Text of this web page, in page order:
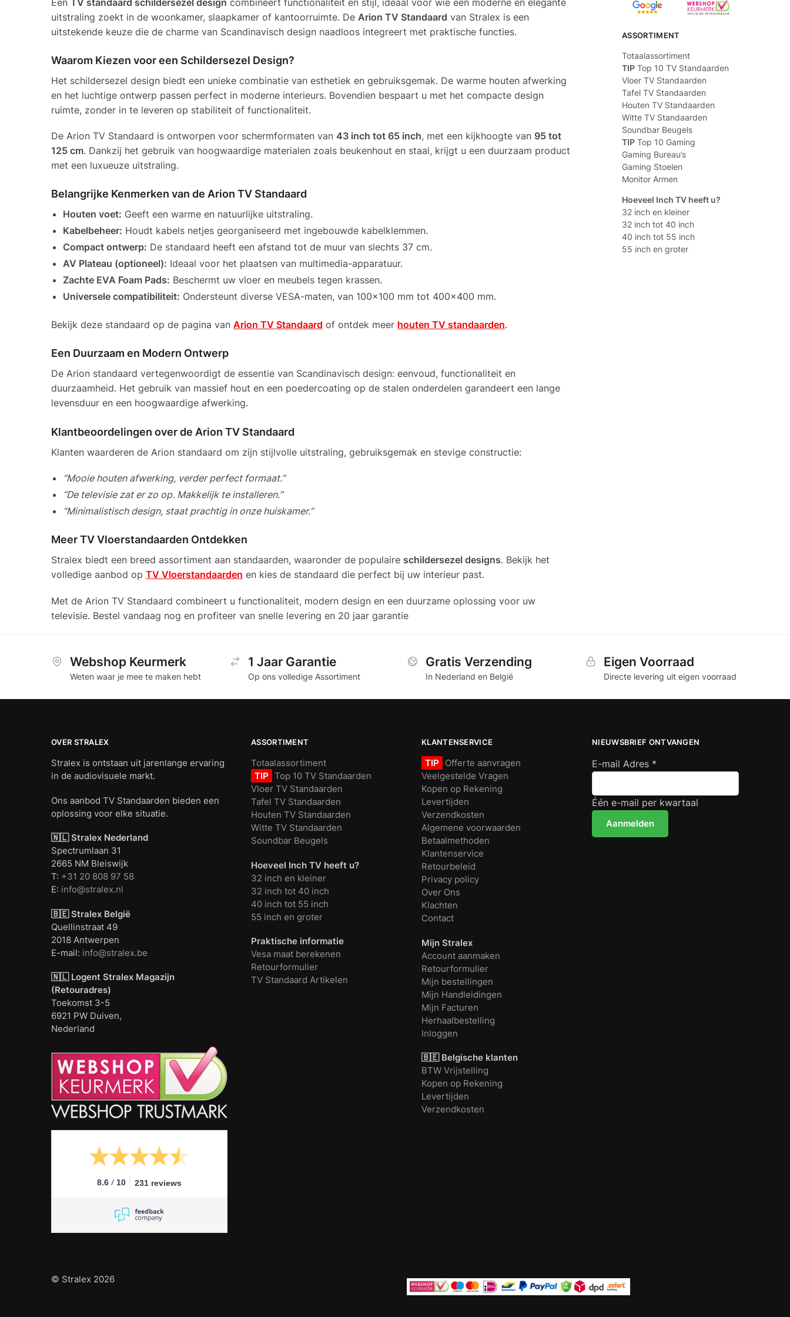
uitstraling zoekt in de woonkamer, slaapkamer of kantoorruimte. De Arion TV Standaard van Stralex is een
uitstekende keuze die de charme van Scandinavisch design naadloos integreert met praktische functies.
Waarom Kiezen voor een Schildersezel Design?
Het schildersezel design biedt een unieke combinatie van esthetiek en gebruiksgemak. De warme houten afwerking
en het luchtige ontwerp passen perfect in moderne interieurs. Bovendien bespaart u met het compacte design
ruimte, zonder in te leveren op stabiliteit of functionaliteit.
De Arion TV Standaard is ontworpen voor schermformaten van 43 inch tot 65 inch, met een kijkhoogte van 95 tot
125 cm. Dankzij het gebruik van hoogwaardige materialen zoals beukenhout en staal, krijgt u een duurzaam product
met een luxueuze uitstraling.
Belangrijke Kenmerken van de Arion TV Standaard
Houten voet: Geeft een warme en natuurlijke uitstraling.
Kabelbeheer: Houdt kabels netjes georganiseerd met ingebouwde kabelklemmen.
Compact ontwerp: De standaard heeft een afstand tot de muur van slechts 37 cm.
AV Plateau (optioneel): Ideaal voor het plaatsen van multimedia-apparatuur.
Zachte EVA Foam Pads: Beschermt uw vloer en meubels tegen krassen.
Universele compatibiliteit: Ondersteunt diverse VESA-maten, van 100×100 mm tot 400×400 mm.
Bekijk deze standaard op de pagina van Arion TV Standaard of ontdek meer houten TV standaarden.
Een Duurzaam en Modern Ontwerp
De Arion standaard vertegenwoordigt de essentie van Scandinavisch design: eenvoud, functionaliteit en
duurzaamheid. Het gebruik van massief hout en een poedercoating op de stalen onderdelen garandeert een lange
levensduur en een hoogwaardige afwerking.
Klantbeoordelingen over de Arion TV Standaard
Klanten waarderen de Arion standaard om zijn stijlvolle uitstraling, gebruiksgemak en stevige constructie:
“Mooie houten afwerking, verder perfect formaat.”
“De televisie zat er zo op. Makkelijk te installeren.”
“Minimalistisch design, staat prachtig in onze huiskamer.”
Meer TV Vloerstandaarden Ontdekken
Stralex biedt een breed assortiment aan standaarden, waaronder de populaire schildersezel designs. Bekijk het
volledige aanbod op TV Vloerstandaarden en kies de standaard die perfect bij uw interieur past.
Met de Arion TV Standaard combineert u functionaliteit, modern design en een duurzame oplossing voor uw
televisie. Bestel vandaag nog en profiteer van snelle levering en 20 jaar garantie
ASSORTIMENT
Totaalassortiment
TIP Top 10 TV Standaarden
Vloer TV Standaarden
Tafel TV Standaarden
Houten TV Standaarden
Witte TV Standaarden
Soundbar Beugels
TIP Top 10 Gaming
Gaming Bureau’s
Gaming Stoelen
Monitor Armen
Hoeveel Inch TV heeft u?
32 inch en kleiner
32 inch tot 40 inch
40 inch tot 55 inch
55 inch en groter
Webshop Keurmerk
Weten waar je mee te maken hebt
1 Jaar Garantie
Op ons volledige Assortiment
Gratis Verzending
In Nederland en België
Eigen Voorraad
Directe levering uit eigen voorraad
OVER STRALEX
Stralex is ontstaan uit jarenlange ervaring
in de audiovisuele markt.
Ons aanbod TV Standaarden bieden een
oplossing voor elke situatie.
🇳🇱 Stralex Nederland
Spectrumlaan 31
2665 NM Bleiswijk
T: +31 20 808 97 58
E: info@stralex.nl
🇧🇪 Stralex België
Quellinstraat 49
2018 Antwerpen
E-mail: info@stralex.be
🇳🇱 Logent Stralex Magazijn
(Retouradres)
Toekomst 3-5
6921 PW Duiven,
Nederland
8.6 / 10 231 reviews
ASSORTIMENT
Totaalassortiment
TIP Top 10 TV Standaarden
Vloer TV Standaarden
Tafel TV Standaarden
Houten TV Standaarden
Witte TV Standaarden
Soundbar Beugels
Hoeveel Inch TV heeft u?
32 inch en kleiner
32 inch tot 40 inch
40 inch tot 55 inch
55 inch en groter
Praktische informatie
Vesa maat berekenen
Retourformulier
TV Standaard Artikelen
KLANTENSERVICE
TIP
Offerte aanvragen
Veelgestelde Vragen
Kopen op Rekening
Levertijden
Verzendkosten
Algemene voorwaarden
Betaalmethoden
Klantenservice
Retourbeleid
Privacy policy
Over Ons
Klachten
Contact
Mijn Stralex
Account aanmaken
Retourformulier
Mijn bestellingen
Mijn Handleidingen
Mijn Facturen
Herhaalbestelling
Inloggen
🇧🇪 Belgische klanten
BTW Vrijstelling
Kopen op Rekening
Levertijden
Verzendkosten
NIEUWSBRIEF ONTVANGEN
E-mail Adres *
Één e-mail per kwartaal
© Stralex 2026